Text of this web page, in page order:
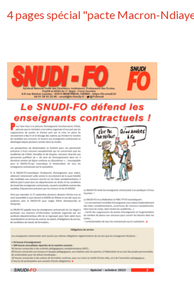
4 pages spécial "pacte Macron-